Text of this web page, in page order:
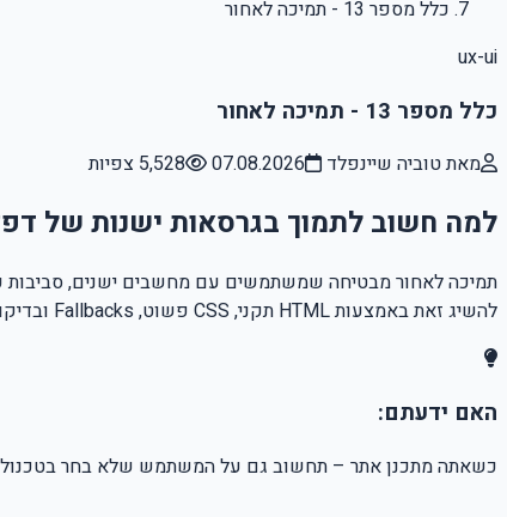
כלל מספר 13 - תמיכה לאחור
ux-ui
כלל מספר 13 - תמיכה לאחור
מאת טוביה שיינפלד 07.08.2026 5,528 צפיות
למה חשוב לתמוך בגרסאות ישנות של
להשיג זאת באמצעות HTML תקני, CSS פשוט, Fallbacks ובדיקות בדפדפנים נפוצים כגון Chrome, Firefox, Edge ו-Safari.
האם ידעתם:
כשאתה מתכנן אתר – תחשוב גם על המשתמש שלא בחר